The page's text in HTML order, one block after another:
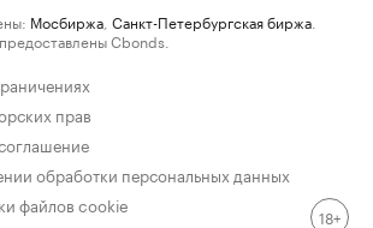
Мосбиржа Санкт-Петербургская биржа
Cbonds.
прав
обработки персональных данных
файлов cookie
18+